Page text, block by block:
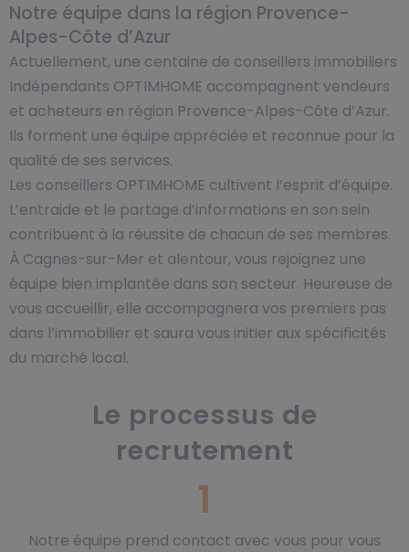
Notre équipe dans la région Provence-
Alpes-Côte d’Azur
Actuellement, une centaine de conseillers immobiliers
Indépendants OPTIMHOME accompagnent vendeurs
et acheteurs en région Provence-Alpes-Côte d’Azur.
Ils forment une équipe appréciée et reconnue pour la
qualité de ses services.
Les conseillers OPTIMHOME cultivent l’esprit d’équipe.
L’entraide et le partage d’informations en son sein
contribuent à la réussite de chacun de ses membres.
À Cagnes-sur-Mer et alentour, vous rejoignez une
équipe bien implantée dans son secteur. Heureuse de
vous accueillir, elle accompagnera vos premiers pas
dans l’immobilier et saura vous initier aux spécificités
du marché local.
Le processus de
recrutement
1
Notre équipe prend contact avec vous pour vous